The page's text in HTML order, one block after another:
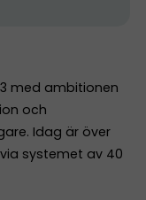
med ambitionen
och
Idag är över
systemet av 40